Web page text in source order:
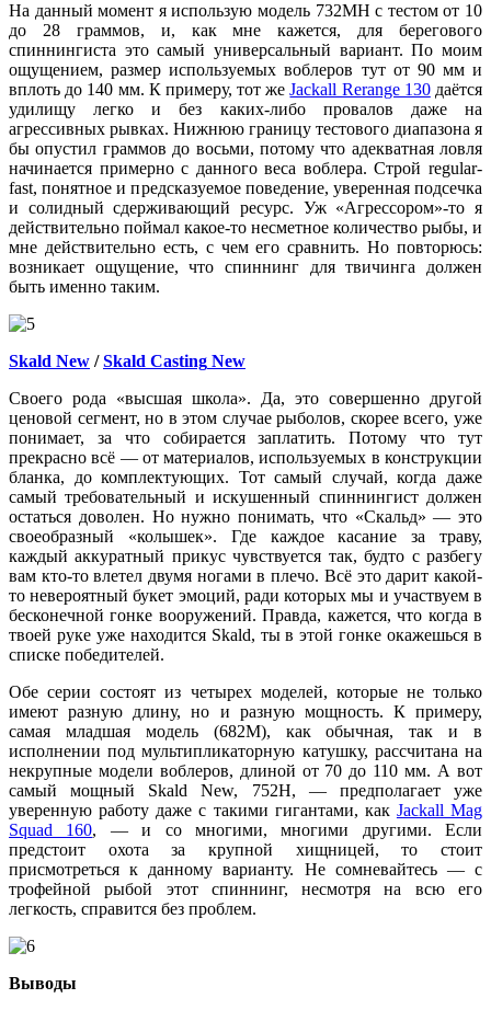
На данный момент я использую модель 732MH с тестом от 10
до 28 граммов, и, как мне кажется, для берегового
спиннингиста это самый универсальный вариант. По моим
ощущением, размер используемых воблеров тут от 90 мм и
вплоть до 140 мм. К примеру, тот жеJackall Rerange 130даётся
удилищу легко и без каких-либо провалов даже на
агрессивных рывках. Нижнюю границу тестового диапазона я
бы опустил граммов до восьми, потому что адекватная ловля
начинается примерно с данного веса воблера. Строй regular-
fast, понятное и предсказуемое поведение, уверенная подсечка
и солидный сдерживающий ресурс. Уж «Агрессором»-то я
действительно поймал какое-то несметное количество рыбы, и
мне действительно есть, с чем его сравнить. Но повторюсь:
возникает ощущение, что спиннинг для твичинга должен
быть именно таким.
Skald New /Skald Casting New
Своего рода «высшая школа». Да, это совершенно другой
ценовой сегмент, но в этом случае рыболов, скорее всего, уже
понимает, за что собирается заплатить. Потому что тут
прекрасно всё — от материалов, используемых в конструкции
бланка, до комплектующих. Тот самый случай, когда даже
самый требовательный и искушенный спиннингист должен
остаться доволен. Но нужно понимать, что «Скальд» — это
своеобразный «колышек». Где каждое касание за траву,
каждый аккуратный прикус чувствуется так, будто с разбегу
вам кто-то влетел двумя ногами в плечо. Всё это дарит какой-
то невероятный букет эмоций, ради которых мы и участвуем в
бесконечной гонке вооружений. Правда, кажется, что когда в
твоей руке уже находится Skald, ты в этой гонке окажешься в
списке победителей.
Обе серии состоят из четырех моделей, которые не только
имеют разную длину, но и разную мощность. К примеру,
самая младшая модель (682M), как обычная, так и в
исполнении под мультипликаторную катушку, рассчитана на
некрупные модели воблеров, длиной от 70 до 110 мм. А вот
самый мощный Skald New, 752H, — предполагает уже
уверенную работу даже с такими гигантами, как Jackall Mag
Squad 160, — и со многими, многими другими. Если
предстоит охота за крупной хищницей, то стоит
присмотреться к данному варианту. Не сомневайтесь — с
трофейной рыбой этот спиннинг, несмотря на всю его
легкость, справится без проблем.
Выводы